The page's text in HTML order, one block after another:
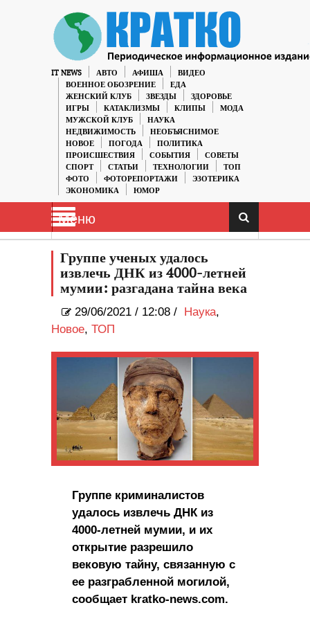
IT NEWS АВТО АФИША
ВИДЕО
ВОЕННОЕ ОБОЗРЕНИЕ
ЕДА
ЖЕНСКИЙ КЛУБ
ЗВЕЗДЫ
ЗДОРОВЬЕ
ИГРЫ
КАТАКЛИЗМЫ КЛИПЫ
МОДА
МУЖСКОЙ КЛУБ
НАУКА
НЕДВИЖИМОСТЬ
НЕОБЪЯСНИМОЕ
НОВОЕ
ПОГОДА
ПОЛИТИКА
ПРОИСШЕСТВИЯ
СОБЫТИЯ
СОВЕТЫ
СПОРТ
СТАТЬИ ТЕХНОЛОГИИ
ТОП
ФОТО
ФОТОРЕПОРТАЖИ
ЭЗОТЕРИКА
ЭКОНОМИКА
ЮМОР
Меню
Группе ученых удалось
извлечь ДНК из 4000-летней
мумии: разгадана тайна века
29/06/2021 / 12:08 / Наука,
Новое, ТОП
Группе криминалистов
удалось извлечь ДНК из
4000-летней мумии, и их
открытие разрешило
вековую тайну, связанную с
ее разграбленной могилой,
сообщает kratko-news.com.